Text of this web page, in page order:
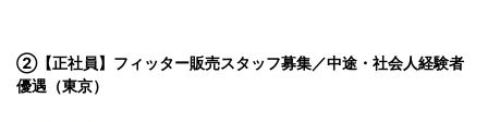
②【正社員】フィッター販売スタッフ募集／中途・社会人経験者
優遇（東京）